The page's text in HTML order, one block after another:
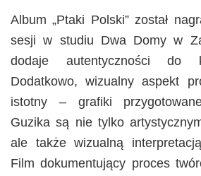
Album „Ptaki Polski” został
sesji w studiu Dwa Domy w
dodaje autentyczności do
Dodatkowo, wizualny aspekt
istotny – grafiki
Guzika są nie tylko
ale także wizualną
Film dokumentujący proces